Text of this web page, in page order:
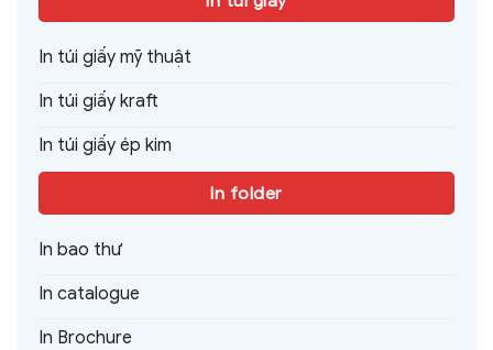
In túi giấy mỹ thuật
In túi giấy kraft
In túi giấy ép kim
In folder
In bao thư
In catalogue
In Brochure